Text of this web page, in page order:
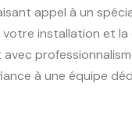
appel à un
installation et
à une équipe